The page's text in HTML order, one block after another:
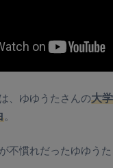
、ゆゆうたさんの大
。
不慣れだったゆゆうた